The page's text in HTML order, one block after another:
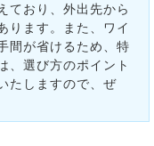
ており、外出先から
ります。また、ワイ
間が省けるため、特
、選び方のポイント
たしますので、ぜ